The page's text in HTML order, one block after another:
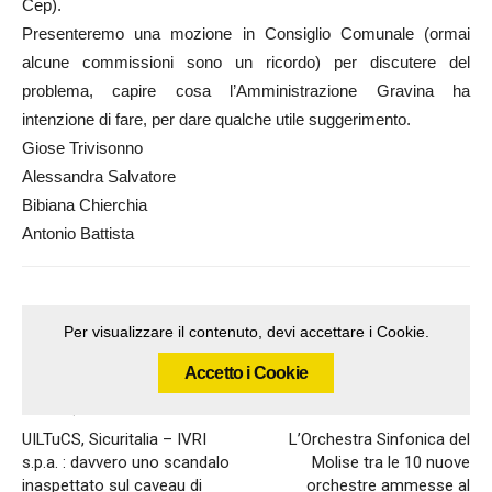
Cep).
Presenteremo una mozione in Consiglio Comunale (ormai
alcune commissioni sono un ricordo) per discutere del
problema, capire cosa l’Amministrazione Gravina ha
intenzione di fare, per dare qualche utile suggerimento.
Giose Trivisonno
Alessandra Salvatore
Bibiana Chierchia
Antonio Battista
Per visualizzare il contenuto, devi accettare i Cookie.
Accetto i Cookie
UILTuCS, Sicuritalia – IVRI
s.p.a. : davvero uno scandalo
inaspettato sul caveau di
L’Orchestra Sinfonica del
Molise tra le 10 nuove
orchestre ammesse al